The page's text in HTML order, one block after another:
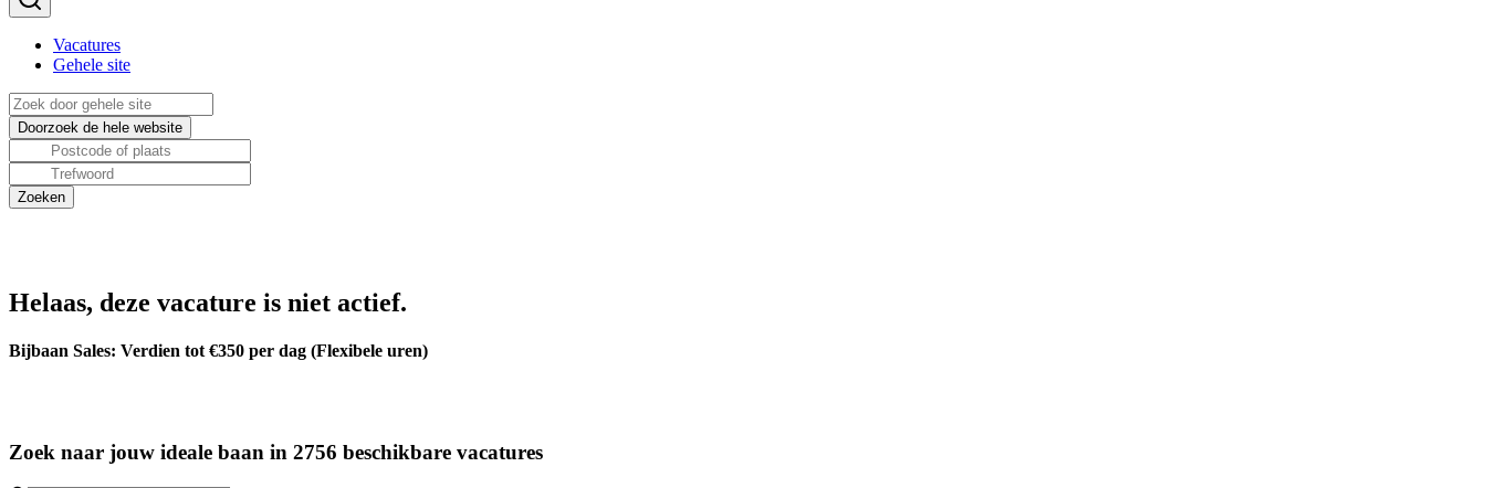
Vacatures
Gehele site
Helaas, deze vacature is niet actief.
Bijbaan Sales: Verdien tot €350 per dag (Flexibele uren)
Zoek naar jouw ideale baan in 2756 beschikbare vacatures